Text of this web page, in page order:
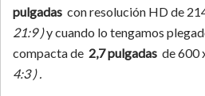
pulgadas con resolución HD de
21:9 )y cuando lo tengamos
compacta de 2,7 pulgadas de 600
4:3 ) .